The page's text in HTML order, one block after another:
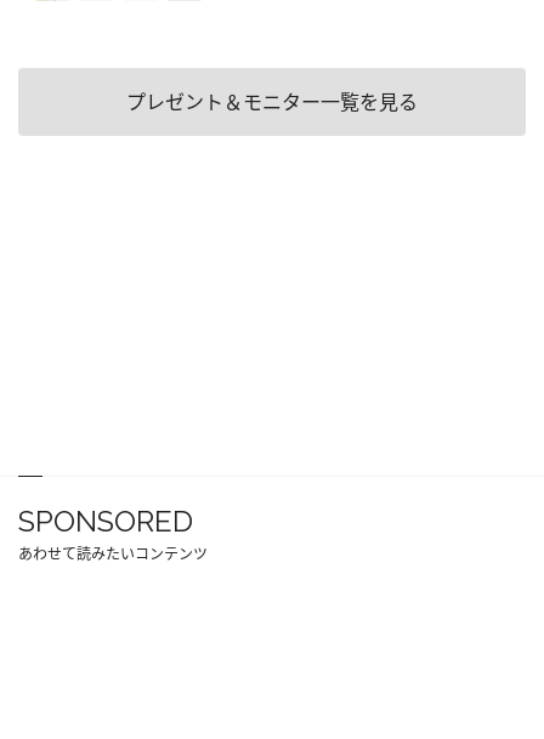
プレゼント＆モニター一覧を見る
SPONSORED
あわせて読みたいコンテンツ